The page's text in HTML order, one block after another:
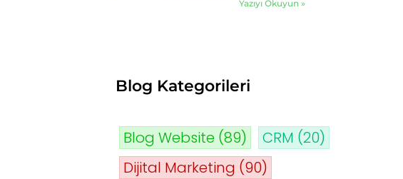
Yazıyı Okuyun »
Blog Kategorileri
Blog Website (89) CRM (20)
Dijital Marketing (90)